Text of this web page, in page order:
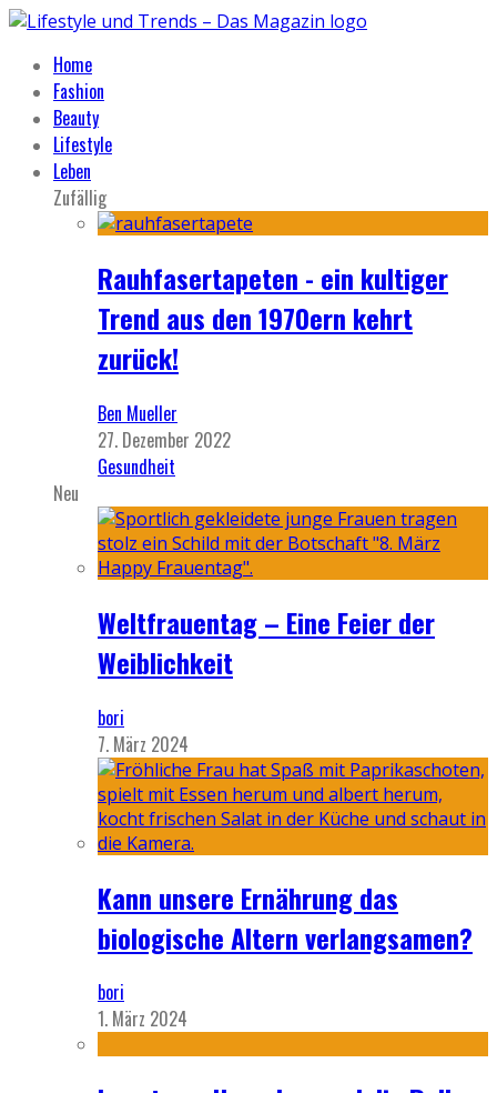
Home
Fashion
Beauty
Lifestyle
Leben
Zufällig
Rauhfasertapeten - ein kultiger
Trend aus den 1970ern kehrt
zurück!
Ben Mueller
27. Dezember 2022
Gesundheit
Neu
Weltfrauentag – Eine Feier der
Weiblichkeit
bori
7. März 2024
Kann unsere Ernährung das
biologische Altern verlangsamen?
bori
1. März 2024